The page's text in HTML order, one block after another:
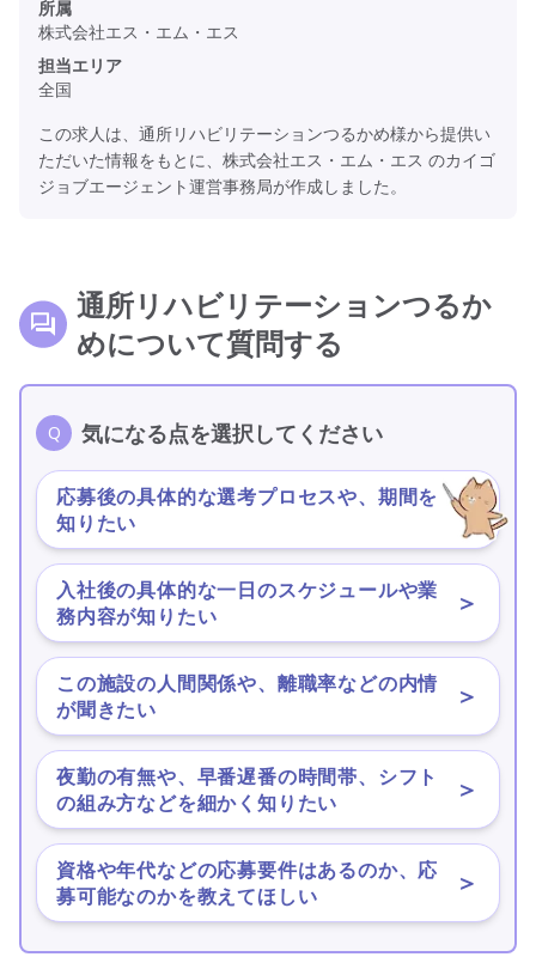
所属
株式会社エス・エム・エス
担当エリア
全国
この求人は、通所リハビリテーションつるかめ様から提供い
ただいた情報をもとに、株式会社エス・エム・エス のカイゴ
ジョブエージェント運営事務局が作成しました。
通所リハビリテーションつるか
めについて質問する
気になる点を選択してください
応募後の具体的な選考プロセスや、期間を
知りたい
＞
入社後の具体的な一日のスケジュールや業
務内容が知りたい
＞
この施設の人間関係や、離職率などの内情
が聞きたい
＞
夜勤の有無や、早番遅番の時間帯、シフト
の組み方などを細かく知りたい
＞
資格や年代などの応募要件はあるのか、応
募可能なのかを教えてほしい
＞